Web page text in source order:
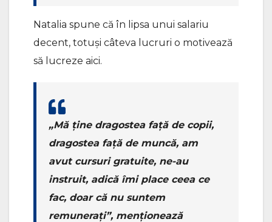
Natalia spune că în lipsa unui salariu
decent, totuși câteva lucruri o motivează
să lucreze aici.
„Mă ține dragostea față de copii,
dragostea față de muncă, am
avut cursuri gratuite, ne-au
instruit, adică îmi place ceea ce
fac, doar că nu suntem
remunerați”, menționează